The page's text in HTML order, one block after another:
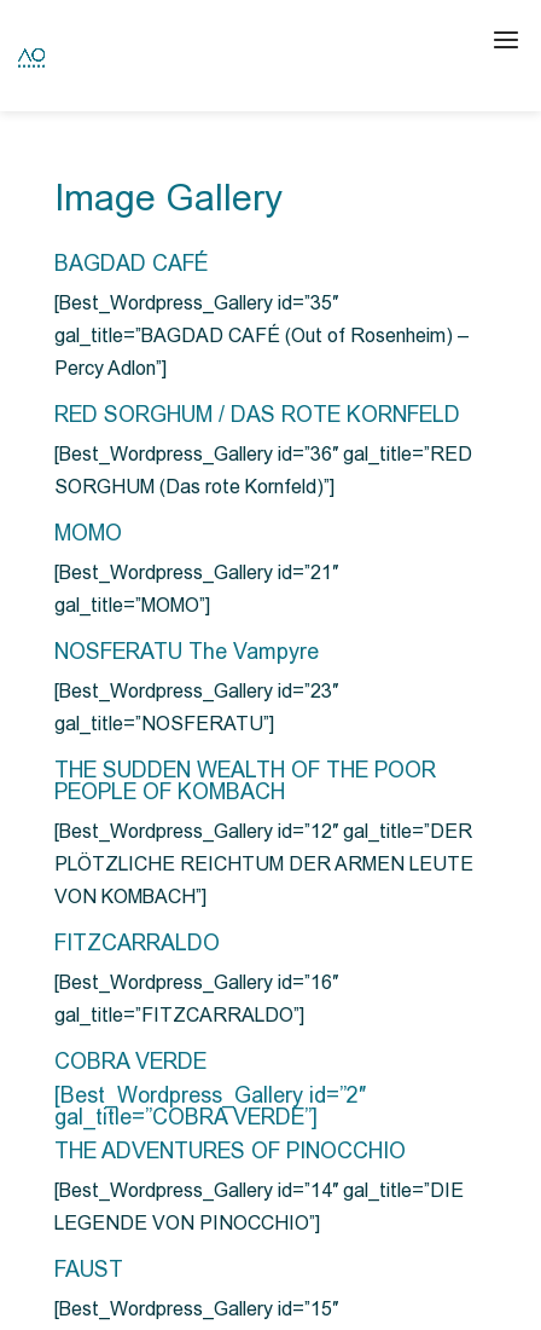
Image Gallery
BAGDAD CAFÉ
[Best_Wordpress_Gallery id=”35″
gal_title=”BAGDAD CAFÉ (Out of Rosenheim) –
Percy Adlon”]
RED SORGHUM / DAS ROTE KORNFELD
[Best_Wordpress_Gallery id=”36″ gal_title=”RED
SORGHUM (Das rote Kornfeld)”]
MOMO
[Best_Wordpress_Gallery id=”21″
gal_title=”MOMO”]
NOSFERATU The Vampyre
[Best_Wordpress_Gallery id=”23″
gal_title=”NOSFERATU”]
THE SUDDEN WEALTH OF THE POOR
PEOPLE OF KOMBACH
[Best_Wordpress_Gallery id=”12″ gal_title=”DER
PLÖTZLICHE REICHTUM DER ARMEN LEUTE
VON KOMBACH”]
FITZCARRALDO
[Best_Wordpress_Gallery id=”16″
gal_title=”FITZCARRALDO”]
COBRA VERDE
[Best_Wordpress_Gallery id=”2″
gal_title=”COBRA VERDE”]
THE ADVENTURES OF PINOCCHIO
[Best_Wordpress_Gallery id=”14″ gal_title=”DIE
LEGENDE VON PINOCCHIO”]
FAUST
[Best_Wordpress_Gallery id=”15″